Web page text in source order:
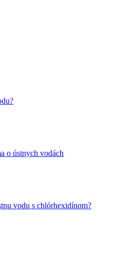
o ústnych vodách
vodu s chlórhexidínom?